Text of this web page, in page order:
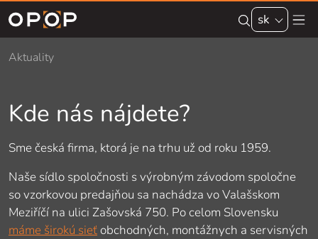
Skip to main content
sk
Aktuality
Kde nás nájdete?
Sme česká firma, ktorá je na trhu už od roku 1959.
Naše sídlo spoločnosti s výrobným závodom spoločne
so vzorkovou predajňou sa nachádza vo Valašskom
Meziříčí na ulici Zašovská 750. Po celom Slovensku
máme širokú sieť obchodných, montážnych a servisných